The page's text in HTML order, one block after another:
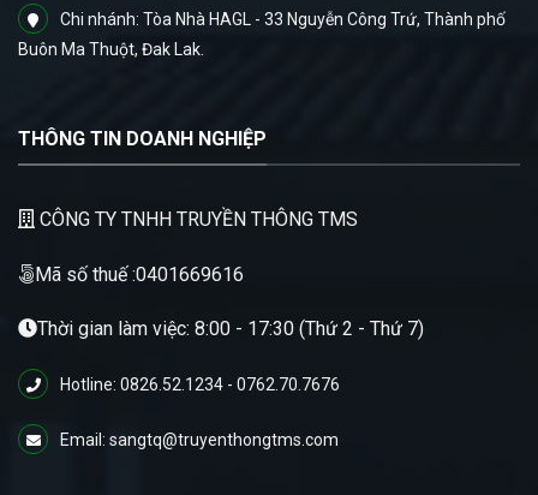
Chi nhánh: Tòa Nhà HAGL - 33 Nguyễn Công Trứ, Thành phố
Buôn Ma Thuột, Đak Lak.
THÔNG TIN DOANH NGHIỆP
CÔNG TY TNHH TRUYỀN THÔNG TMS
Mã số thuế :0401669616
Thời gian làm việc: 8:00 - 17:30 (Thứ 2 - Thứ 7)
Hotline: 0826.52.1234 - 0762.70.7676
Email: sangtq@truyenthongtms.com